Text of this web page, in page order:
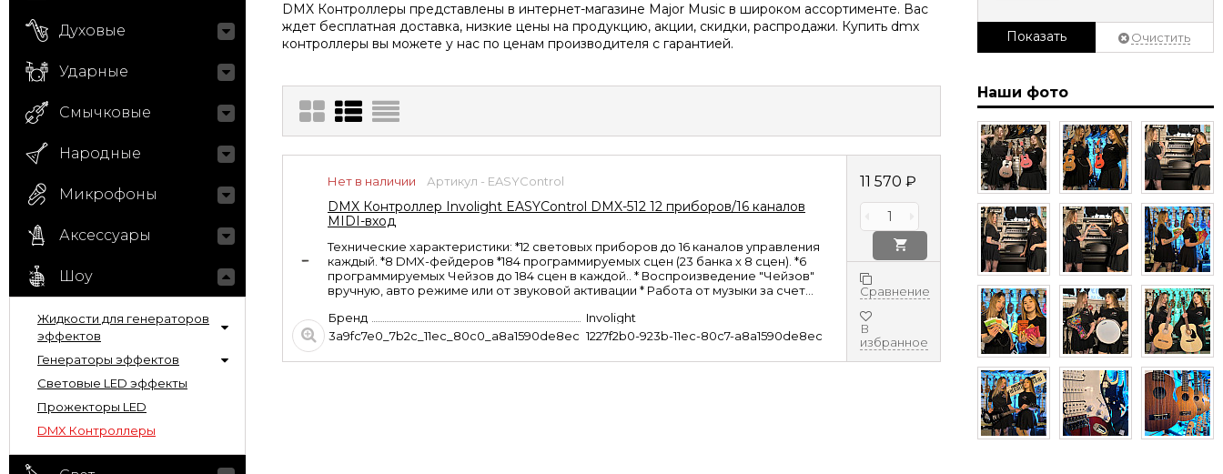
DMX Контроллеры представлены в интернет-магазине Major Music в широком ассортименте. Вас
ждет бесплатная доставка, низкие цены на продукцию, акции, скидки, распродажи. Купить dmx
контроллеры вы можете у нас по ценам производителя с гарантией.
Нет в наличии Артикул - EASYControl
DMX Контроллер Involight EASYControl DMX-512 12 приборов/16 каналов
MIDI-вход
Технические характеристики: *12 световых приборов до 16 каналов управления
каждый. *8 DMX-фейдеров *184 программируемых сцен (23 банка x 8 сцен). *6
программируемых Чейзов до 184 сцен в каждой.. * Воспроизведение "Чейзов"
вручную, авто режиме или от звуковой активации * Работа от музыки за счет...
Бренд
Involight
3a9fc7e0_7b2c_11ec_80c0_a8a1590de8ec 1227f2b0-923b-11ec-80c7-a8a1590de8ec
11 570 ₽
Сравнение
В
избранное
Духовые
Ударные
Смычковые
Народные
Микрофоны
Аксессуары
Шоу
Жидкости для генераторов
эффектов
Генераторы эффектов
Световые LED эффекты
Прожекторы LED
DMX Контроллеры
Показать Очистить
Наши фото